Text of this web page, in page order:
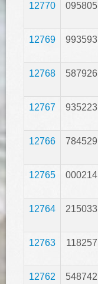
12770 095805
12769 993593
12768 587926
12767 935223
12766 784529
12765 000214
12764 215033
12763 118257
12762 548742